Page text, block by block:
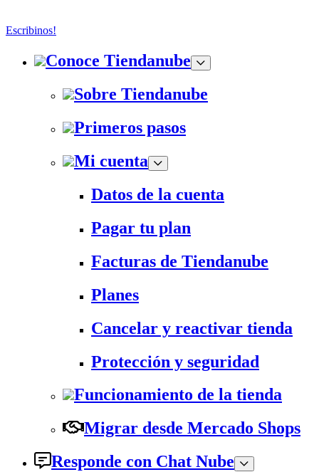
Escribinos!
Conoce Tiendanube
Sobre Tiendanube
Primeros pasos
Mi cuenta
Datos de la cuenta
Pagar tu plan
Facturas de Tiendanube
Planes
Cancelar y reactivar tienda
Protección y seguridad
Funcionamiento de la tienda
Migrar desde Mercado Shops
Responde con Chat Nube